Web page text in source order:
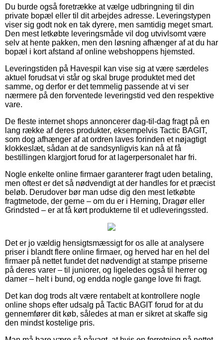
Du burde også foretrække at vælge udbringning til din
private bopæl eller til dit arbejdes adresse. Leveringstypen
viser sig godt nok en tak dyrere, men samtidig meget smart.
Den mest letkøbte leveringsmåde vil dog utvivlsomt være
selv at hente pakken, men den løsning afhænger af at du har
bopæl i kort afstand af online webshoppens hjemsted.
Leveringstiden på Havespil kan vise sig at være særdeles
aktuel forudsat vi står og skal bruge produktet med det
samme, og derfor er det temmelig passende at vi ser
nærmere på den forventede leveringstid ved den respektive
vare.
De fleste internet shops annoncerer dag-til-dag fragt på en
lang række af deres produkter, eksempelvis Tactic BAGIT,
som dog afhænger af at ordren laves forinden et nøjagtigt
klokkeslæt, sådan at de sandsynligvis kan nå at få
bestillingen klargjort forud for at lagerpersonalet har fri.
Nogle enkelte online firmaer garanterer fragt uden betaling,
men oftest er det så nødvendigt at der handles for et præcist
beløb. Derudover bør man udse dig den mest letkøbte
fragtmetode, der gerne – om du er i Herning, Dragør eller
Grindsted – er at få kørt produkterne til et udleveringssted.
Det er jo vældig hensigtsmæssigt for os alle at analysere
priser i blandt flere online firmaer, og herved har en hel del
firmaer på nettet fundet det nødvendigt at stampe priserne
på deres varer – til juniorer, og ligeledes også til herrer og
damer – helt i bund, og endda nogle gange love fri fragt.
Det kan dog trods alt være rentabelt at kontrollere nogle
online shops efter udsalg på Tactic BAGIT forud for at du
gennemfører dit køb, således at man er sikret at skaffe sig
den mindst kostelige pris.